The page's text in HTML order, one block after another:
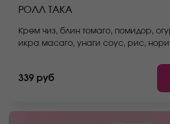
РОЛЛ ТАКА
Крем чиз, блин томаго, помидор,
икра масаго, унаги соус, рис,
входят в стоимость заказа.
может отличаться от фото на сайте.
339 руб